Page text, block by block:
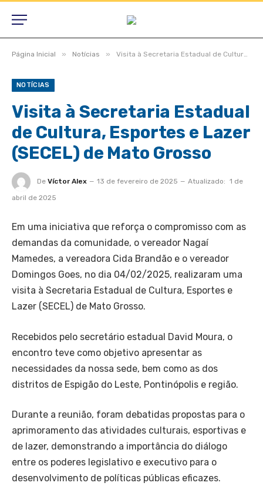
Página Inicial » Notícias » Visita à Secretaria Estadual de Cultura, Esportes e Lazer (SECEL) de Mato Grosso
NOTÍCIAS
Visita à Secretaria Estadual
de Cultura, Esportes e Lazer
(SECEL) de Mato Grosso
De Víctor Alex 13 de fevereiro de 2025 Atualizado: 1 de
abril de 2025
Em uma iniciativa que reforça o compromisso com as
demandas da comunidade, o vereador Nagaí
Mamedes, a vereadora Cida Brandão e o vereador
Domingos Goes, no dia 04/02/2025, realizaram uma
visita à Secretaria Estadual de Cultura, Esportes e
Lazer (SECEL) de Mato Grosso.
Recebidos pelo secretário estadual David Moura, o
encontro teve como objetivo apresentar as
necessidades da nossa sede, bem como as dos
distritos de Espigão do Leste, Pontinópolis e região.
Durante a reunião, foram debatidas propostas para o
aprimoramento das atividades culturais, esportivas e
de lazer, demonstrando a importância do diálogo
entre os poderes legislativo e executivo para o
desenvolvimento de políticas públicas eficazes.